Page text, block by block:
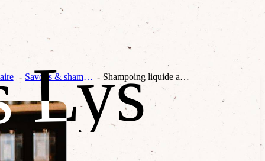
Savons & shampoings Shampoing liquide anti-pelliculaire
Lys
Lys